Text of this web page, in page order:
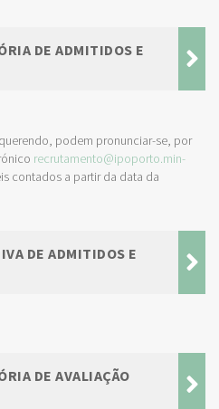
DE ADMITIDOS E
podem pronunciar-se, por
recrutamento@ipoporto.min-
contados a partir da data da
DE ADMITIDOS E
DE AVALIAÇÃO